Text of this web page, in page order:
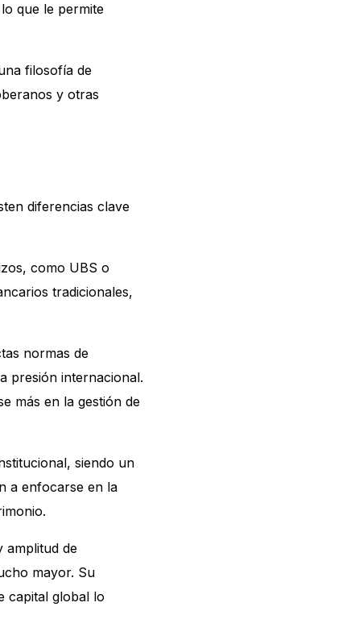
que le permite
filosofía de
y otras
diferencias clave
como UBS o
tradicionales,
normas de
presión internacional.
más en la gestión de
siendo un
a enfocarse en la
amplitud de
mayor. Su
capital global lo